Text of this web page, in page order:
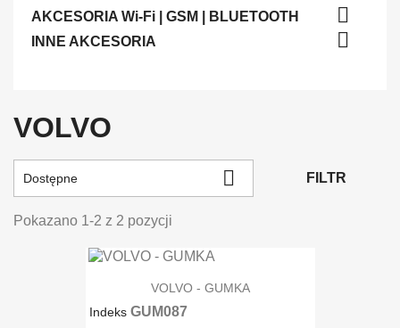
AKCESORIA Wi-Fi | GSM | BLUETOOTH 
INNE AKCESORIA 
VOLVO
Dostępne  FILTR
Pokazano 1-2 z 2 pozycji
VOLVO - GUMKA
Indeks GUM087